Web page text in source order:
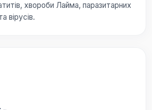
хвороби Лайма, паразитарних
вірусів.